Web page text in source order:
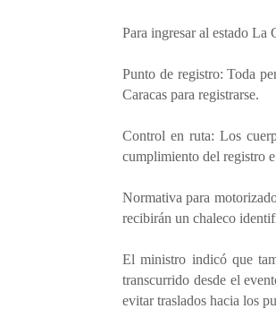
Para ingresar al estado La
Punto de registro: Toda
Caracas para registrarse.
Control en ruta: Los
cumplimiento del registro
Normativa para
recibirán un chaleco
El ministro indicó que
transcurrido desde el
evitar traslados hacia los